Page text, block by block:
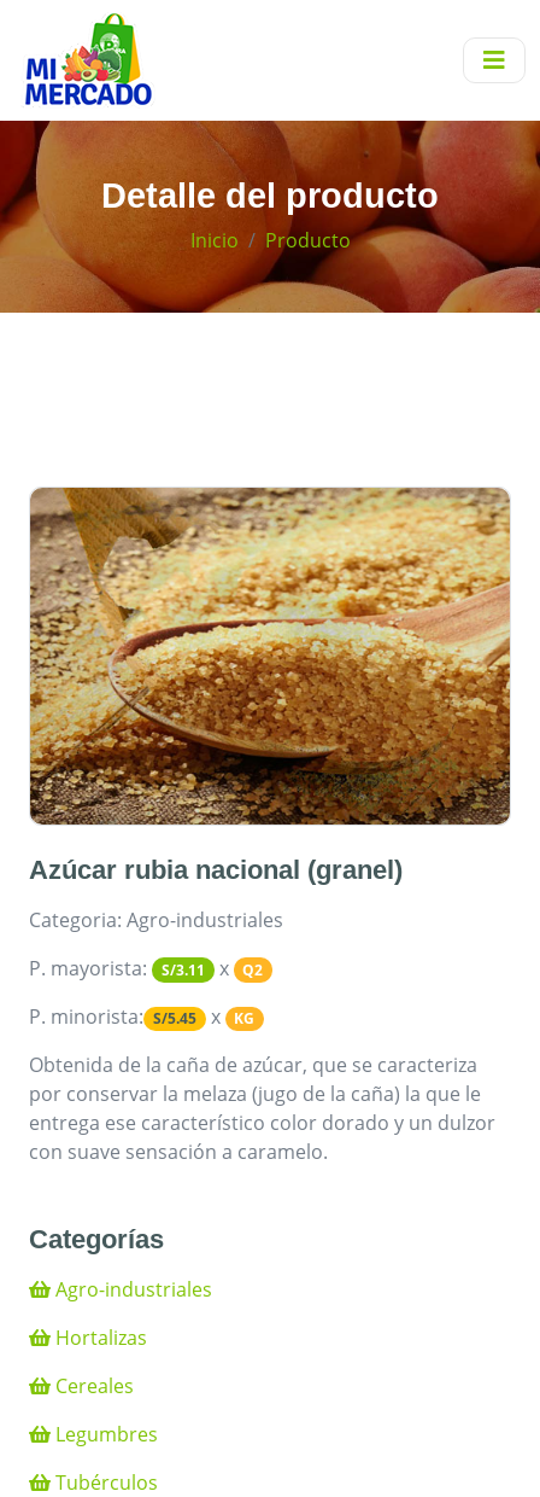
Detalle del producto
Inicio Producto
Azúcar rubia nacional (granel)
Categoria: Agro-industriales
P. mayorista:
S/3.11 x Q2
P. minorista: S/5.45 x KG
Obtenida de la caña de azúcar, que se caracteriza
por conservar la melaza (jugo de la caña) la que le
entrega ese característico color dorado y un dulzor
con suave sensación a caramelo.
Categorías
Agro-industriales
Hortalizas
Cereales
Legumbres
Tubérculos